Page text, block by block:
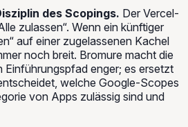
des Scopings. Der Vercel-
zulassen“. Wenn ein künftiger
auf einer zugelassenen Kachel
noch breit. Bromure macht die
Einführungspfad enger; es ersetzt
welche Google-Scopes
von Apps zulässig sind und